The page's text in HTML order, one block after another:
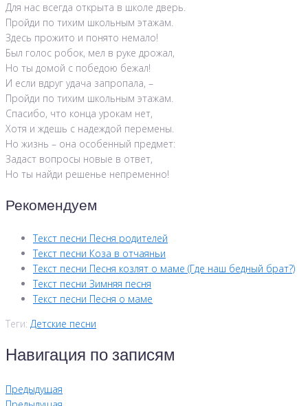
Для нас всегда открыта в школе дверь.
Пройди по тихим школьным этажам.
Здесь прожито и понято немало!
Был голос робок, мел в руке дрожал,
Но ты домой с победою бежал!
И если вдруг удача запропала, –
Пройди по тихим школьным этажам.
Спасибо, что конца урокам нет,
Хотя и ждешь с надеждой перемены.
Но жизнь – она особенный предмет:
Задаст вопросы новые в ответ,
Но ты найди решенье непременно!
Рекомендуем
Текст песни Песня родителей
Текст песни Коза в отчаяньи
Текст песни Песня козлят о маме (Где наш бедный брат?)
Текст песни Зимняя песня
Текст песни Песня о маме
Теги: Детские песни
Навигация по записям
Предыдущая